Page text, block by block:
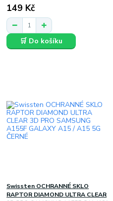
149 Kč
🛒 Do košíku
Swissten OCHRANNÉ SKLO
RAPTOR DIAMOND ULTRA CLEAR